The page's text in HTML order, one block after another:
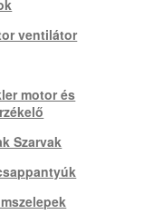
ventilátor
motor és
Szarvak